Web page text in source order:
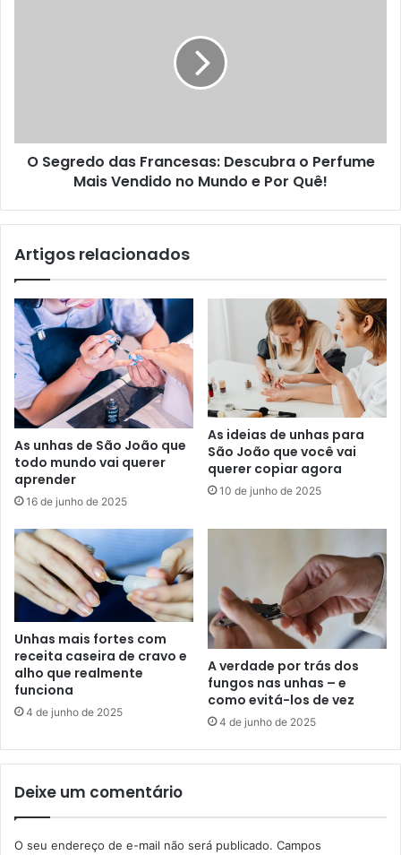
O Segredo das Francesas: Descubra o Perfume
Mais Vendido no Mundo e Por Quê!
Artigos relacionados
As unhas de São João que
todo mundo vai querer
aprender
16 de junho de 2025
As ideias de unhas para
São João que você vai
querer copiar agora
10 de junho de 2025
Unhas mais fortes com
receita caseira de cravo e
alho que realmente
funciona
4 de junho de 2025
A verdade por trás dos
fungos nas unhas – e
como evitá-los de vez
4 de junho de 2025
Deixe um comentário
O seu endereço de e-mail não será publicado. Campos